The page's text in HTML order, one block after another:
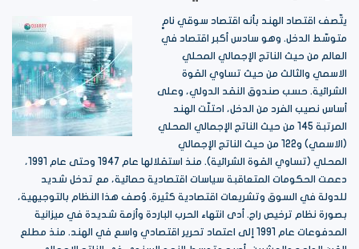
يتّصف اقتصاد الهند بأنه اقتصاد سوقي نامٍ
متوسّط الدخل. وهو سادس أكبر اقتصاد في
العالم من حيث الناتج الإجمالي المحلي
الاسمي والثالث من حيث تساوي القوة
الشرائية. حسب صندوق النقد الدولي، وعلى
أساس نصيب الفرد من الدخل، احتلّت الهند
المرتبة 145 من حيث الناتج الإجمالي المحلي
(الاسمي) و122 من حيث الناتج الإجمالي
المحلي (تساوي القوة الشرائية). منذ استقلالها عام 1947 وحتى عام 1991،
دعمت الحكومات المتعاقبة سياسات اقتصادية حمائية، مع تدخل شديد
للدولة في السوق وتشريعات اقتصادية كثيرة. وُصف هذا النظام بالتوجيهية،
بصورة نظام ترخيص راج. أدى انتهاء الحرب الباردة وأزمة شديدة في ميزانية
المدفوعات عام 1991 إلى اعتماد تحرير اقتصادي واسع في الهند. منذ مطلع